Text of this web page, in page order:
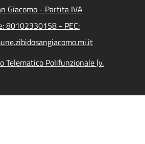
Giacomo - Partita IVA
80102330158 - PEC:
Telematico Polifunzionale (v.